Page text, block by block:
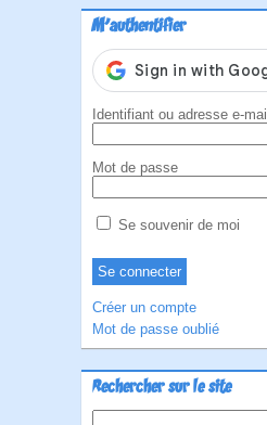
M'authentifier
Identifiant ou adresse e-mail
Mot de passe
Se souvenir de moi
Créer un compte
Mot de passe oublié
Rechercher sur le site